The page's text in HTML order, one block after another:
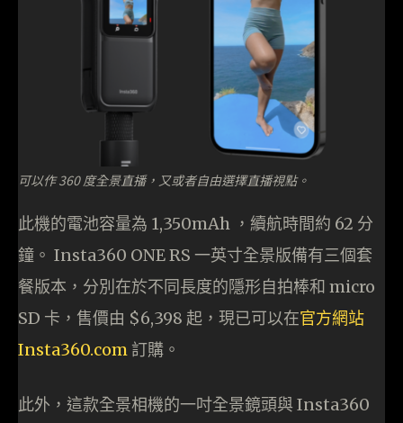
可以作 360 度全景直播，又或者自由選擇直播視點。
此機的電池容量為 1,350mAh ，續航時間約 62 分
鐘。 Insta360 ONE RS 一英寸全景版備有三個套
餐版本，分別在於不同長度的隱形自拍棒和 micro
SD 卡，售價由 $6,398 起，現已可以在官方網站
Insta360.com 訂購。
此外，這款全景相機的一吋全景鏡頭與 Insta360